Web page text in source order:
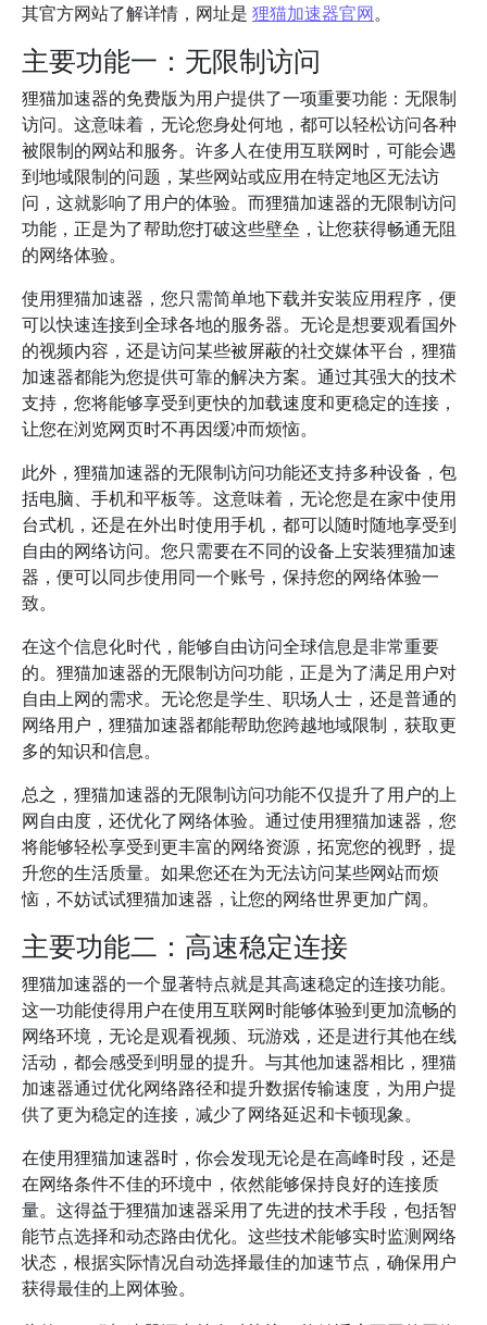
其官方网站了解详情，网址是 狸猫加速器官网。
主要功能一：无限制访问
狸猫加速器的免费版为用户提供了一项重要功能：无限制
访问。这意味着，无论您身处何地，都可以轻松访问各种
被限制的网站和服务。许多人在使用互联网时，可能会遇
到地域限制的问题，某些网站或应用在特定地区无法访
问，这就影响了用户的体验。而狸猫加速器的无限制访问
功能，正是为了帮助您打破这些壁垒，让您获得畅通无阻
的网络体验。
使用狸猫加速器，您只需简单地下载并安装应用程序，便
可以快速连接到全球各地的服务器。无论是想要观看国外
的视频内容，还是访问某些被屏蔽的社交媒体平台，狸猫
加速器都能为您提供可靠的解决方案。通过其强大的技术
支持，您将能够享受到更快的加载速度和更稳定的连接，
让您在浏览网页时不再因缓冲而烦恼。
此外，狸猫加速器的无限制访问功能还支持多种设备，包
括电脑、手机和平板等。这意味着，无论您是在家中使用
台式机，还是在外出时使用手机，都可以随时随地享受到
自由的网络访问。您只需要在不同的设备上安装狸猫加速
器，便可以同步使用同一个账号，保持您的网络体验一
致。
在这个信息化时代，能够自由访问全球信息是非常重要
的。狸猫加速器的无限制访问功能，正是为了满足用户对
自由上网的需求。无论您是学生、职场人士，还是普通的
网络用户，狸猫加速器都能帮助您跨越地域限制，获取更
多的知识和信息。
总之，狸猫加速器的无限制访问功能不仅提升了用户的上
网自由度，还优化了网络体验。通过使用狸猫加速器，您
将能够轻松享受到更丰富的网络资源，拓宽您的视野，提
升您的生活质量。如果您还在为无法访问某些网站而烦
恼，不妨试试狸猫加速器，让您的网络世界更加广阔。
主要功能二：高速稳定连接
狸猫加速器的一个显著特点就是其高速稳定的连接功能。
这一功能使得用户在使用互联网时能够体验到更加流畅的
网络环境，无论是观看视频、玩游戏，还是进行其他在线
活动，都会感受到明显的提升。与其他加速器相比，狸猫
加速器通过优化网络路径和提升数据传输速度，为用户提
供了更为稳定的连接，减少了网络延迟和卡顿现象。
在使用狸猫加速器时，你会发现无论是在高峰时段，还是
在网络条件不佳的环境中，依然能够保持良好的连接质
量。这得益于狸猫加速器采用了先进的技术手段，包括智
能节点选择和动态路由优化。这些技术能够实时监测网络
状态，根据实际情况自动选择最佳的加速节点，确保用户
获得最佳的上网体验。